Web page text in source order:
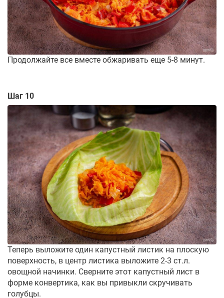
Продолжайте все вместе обжаривать еще 5-8 минут.
Шаг 10
Теперь выложите один капустный листик на плоскую
поверхность, в центр листика выложите 2-3 ст.л.
овощной начинки. Сверните этот капустный лист в
форме конвертика, как вы привыкли скручивать
голубцы.